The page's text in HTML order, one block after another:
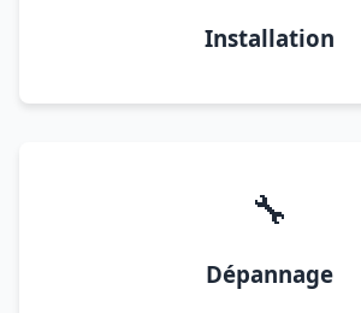
Installation
🔧
Dépannage